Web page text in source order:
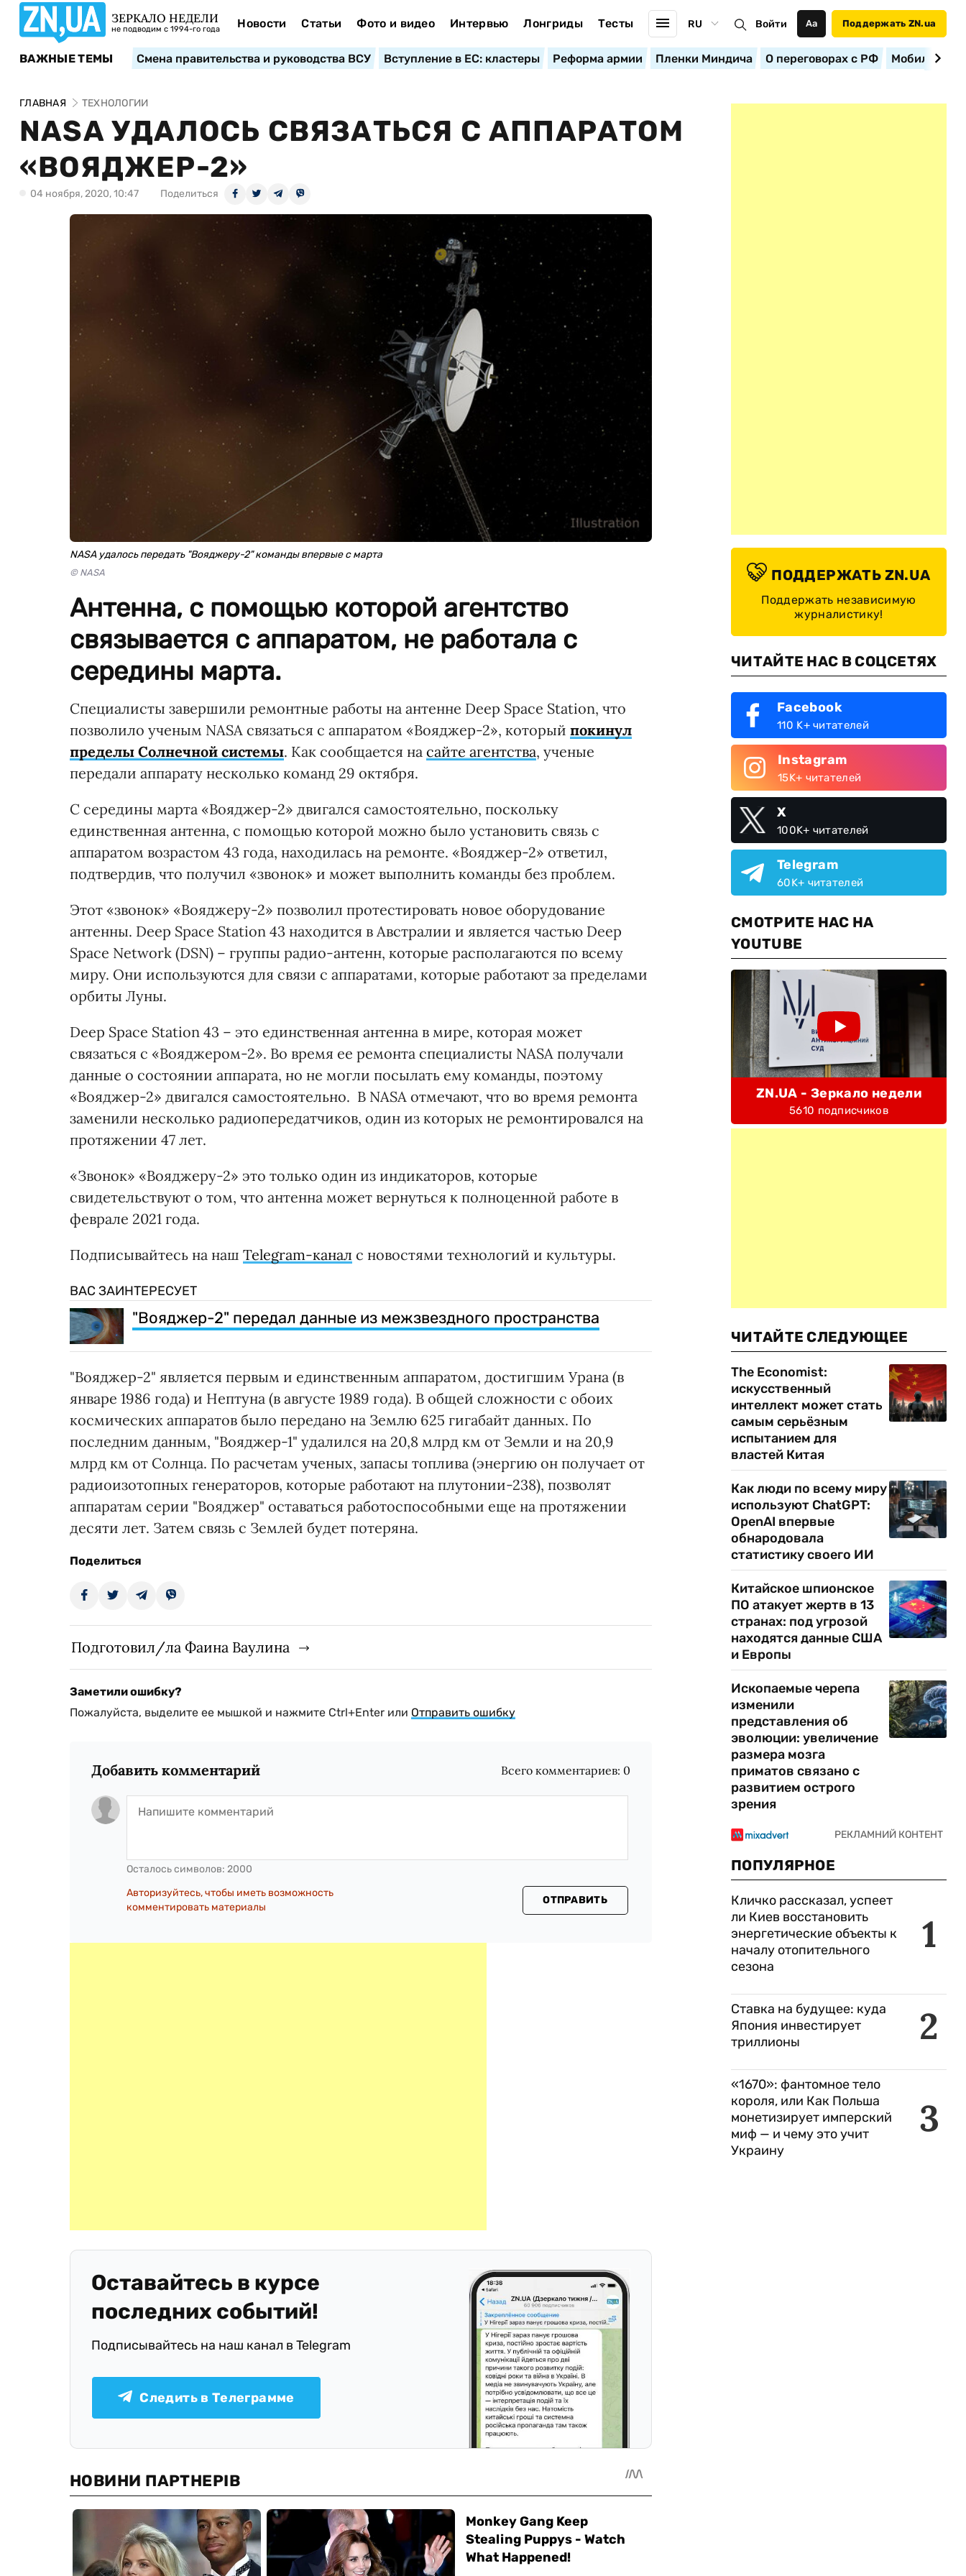
ЗЕРКАЛО НЕДЕЛИ
не подводим с 1994-го года Новости Статьи Фото и видео Интервью Лонгриды Тесты RU Войти Аа Поддержать ZN.ua
ВАЖНЫЕ ТЕМЫ Смена правительства и руководства ВСУ Вступление в ЕС: кластеры Реформа армии Пленки Миндича О переговорах с РФ
ГЛАВНАЯ ТЕХНОЛОГИИ
NASA УДАЛОСЬ СВЯЗАТЬСЯ С АППАРАТОМ
«ВОЯДЖЕР-2»
04 ноября, 2020, 10:47 Поделиться
NASA удалось передать "Вояджеру-2" команды впервые с марта
© NASA
Антенна, с помощью которой агентство
связывается с аппаратом, не работала с
середины марта.
Специалисты завершили ремонтные работы на антенне Deep Space Station, что
позволило ученым NASA связаться с аппаратом «Вояджер-2», который покинул
пределы Солнечной системы. Как сообщается на сайте агентства, ученые
передали аппарату несколько команд 29 октября.
С середины марта «Вояджер-2» двигался самостоятельно, поскольку
единственная антенна, с помощью которой можно было установить связь с
аппаратом возрастом 43 года, находилась на ремонте. «Вояджер-2» ответил,
подтвердив, что получил «звонок» и может выполнить команды без проблем.
Этот «звонок» «Вояджеру-2» позволил протестировать новое оборудование
антенны. Deep Space Station 43 находится в Австралии и является частью Deep
Space Network (DSN) – группы радио-антенн, которые располагаются по всему
миру. Они используются для связи с аппаратами, которые работают за пределами
орбиты Луны.
Deep Space Station 43 – это единственная антенна в мире, которая может
связаться с «Вояджером-2». Во время ее ремонта специалисты NASA получали
данные о состоянии аппарата, но не могли посылать ему команды, поэтому
«Вояджер-2» двигался самостоятельно. В NASA отмечают, что во время ремонта
заменили несколько радиопередатчиков, один из которых не ремонтировался на
протяжении 47 лет.
«Звонок» «Вояджеру-2» это только один из индикаторов, которые
свидетельствуют о том, что антенна может вернуться к полноценной работе в
феврале 2021 года.
Подписывайтесь на наш Telegram-канал с новостями технологий и культуры.
ВАС ЗАИНТЕРЕСУЕТ
"Вояджер-2" передал данные из межзвездного пространства
"Вояджер-2" является первым и единственным аппаратом, достигшим Урана (в
январе 1986 года) и Нептуна (в августе 1989 года). В общей сложности с обоих
космических аппаратов было передано на Землю 625 гигабайт данных. По
последним данным, "Вояджер-1" удалился на 20,8 млрд км от Земли и на 20,9
млрд км от Солнца. По расчетам ученых, запасы топлива (энергию он получает от
радиоизотопных генераторов, которые работают на плутонии-238), позволят
аппаратам серии "Вояджер" оставаться работоспособными еще на протяжении
десяти лет. Затем связь с Землей будет потеряна.
Поделиться
Подготовил/ла Фаина Ваулина
Заметили ошибку?
Пожалуйста, выделите ее мышкой и нажмите Ctrl+Enter или Отправить ошибку
Добавить комментарий Всего комментариев: 0
Осталось символов: 2000
Авторизуйтесь, чтобы иметь возможность
комментировать материалы
ОТПРАВИТЬ
Оставайтесь в курсе
последних событий!
Подписывайтесь на наш канал в Telegram
Следить в Телеграмме
ПОДДЕРЖАТЬ ZN.UA
Поддержать независимую
журналистику!
ЧИТАЙТЕ НАС В СОЦСЕТЯХ
Facebook
110 K+ читателей
Instagram
15K+ читателей
X
100K+ читателей
Telegram
60K+ читателей
СМОТРИТЕ НАС НА
YOUTUBE
ZN.UA - Зеркало недели
5610 подписчиков
ЧИТАЙТЕ СЛЕДУЮЩЕЕ
The Economist:
искусственный
интеллект может стать
самым серьёзным
испытанием для
властей Китая
Как люди по всему миру
используют ChatGPT:
OpenAI впервые
обнародовала
статистику своего ИИ
Китайское шпионское
ПО атакует жертв в 13
странах: под угрозой
находятся данные США
и Европы
Ископаемые черепа
изменили
представления об
эволюции: увеличение
размера мозга
приматов связано с
развитием острого
зрения
ПОПУЛЯРНОЕ
1
Кличко рассказал, успеет
ли Киев восстановить
энергетические объекты к
началу отопительного
сезона
2
Ставка на будущее: куда
Япония инвестирует
триллионы
3
«1670»: фантомное тело
короля, или Как Польша
монетизирует имперский
миф — и чему это учит
Украину